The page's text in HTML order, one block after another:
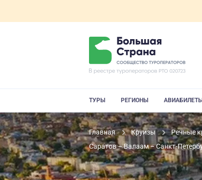
ТУРЫ РЕГИОНЫ АВИАБИЛЕТЫ
Главная Круизы
Речные
Саратов – Валаам – Санкт-